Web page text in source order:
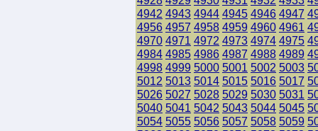
4942 4943 4944 4945 4946 4947
4956 4957 4958 4959 4960 4961
4970 4971 4972 4973 4974 4975
4984 4985 4986 4987 4988 4989
4998 4999 5000 5001 5002 5003
5012 5013 5014 5015 5016 5017
5026 5027 5028 5029 5030 5031
5040 5041 5042 5043 5044 5045
5054 5055 5056 5057 5058 5059